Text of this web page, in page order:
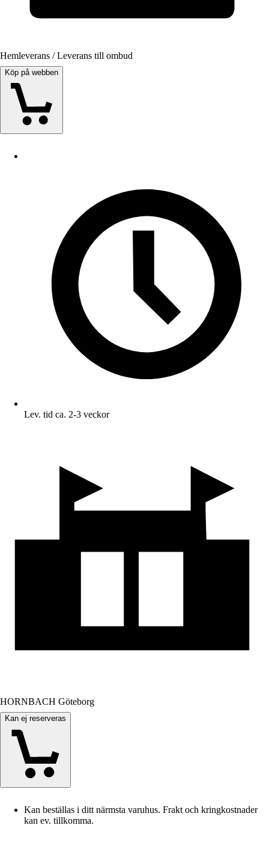
Hemleverans / Leverans till ombud
Köp på webben
Lev. tid ca. 2-3 veckor
HORNBACH Göteborg
Kan ej reserveras
Kan beställas i ditt närmsta varuhus. Frakt och kringkostnader
kan ev. tillkomma.